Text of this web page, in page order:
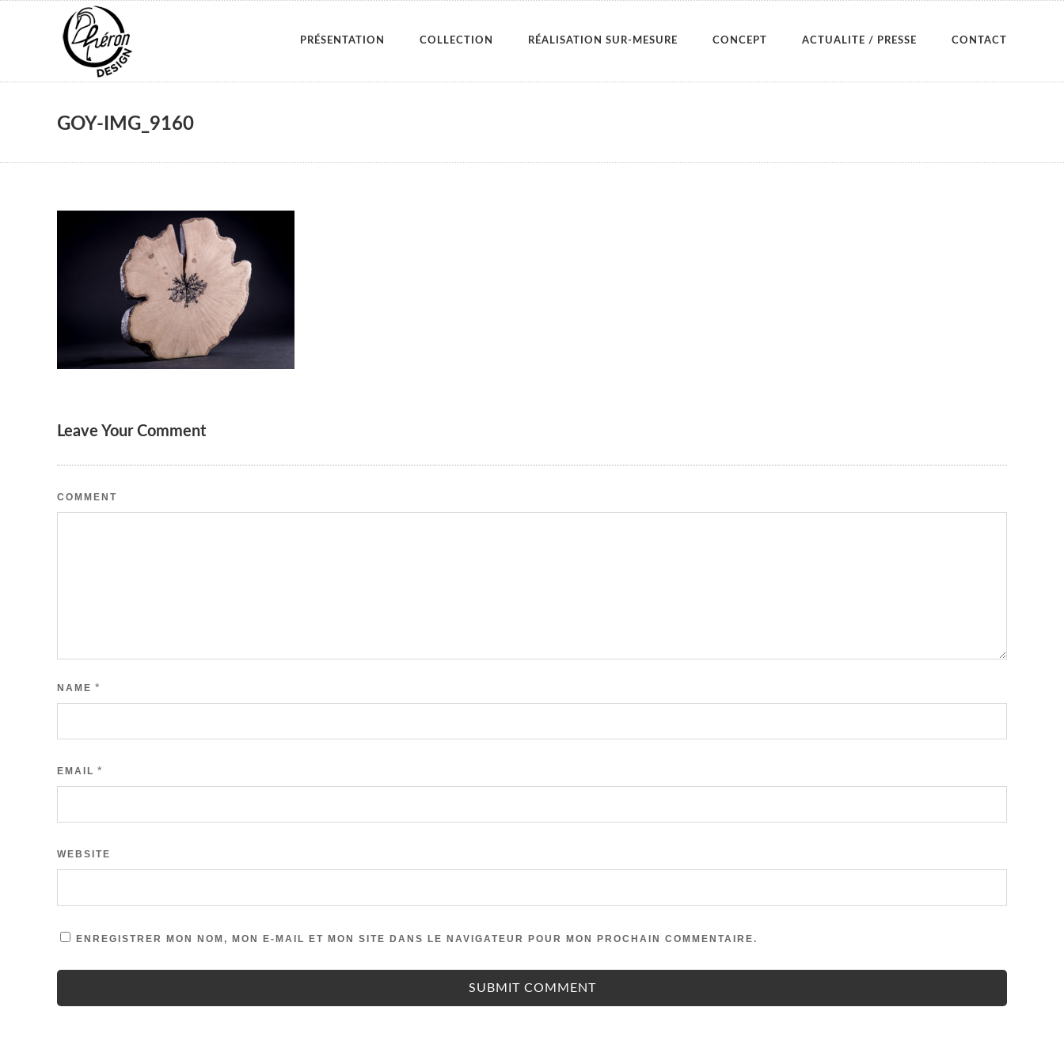
PRÉSENTATION COLLECTION RÉALISATION SUR-MESURE CONCEPT ACTUALITE / PRESSE CONTACT
GOY-IMG_9160
Leave Your Comment
COMMENT
NAME *
EMAIL *
WEBSITE
ENREGISTRER MON NOM, MON E-MAIL ET MON SITE DANS LE NAVIGATEUR POUR MON PROCHAIN COMMENTAIRE.